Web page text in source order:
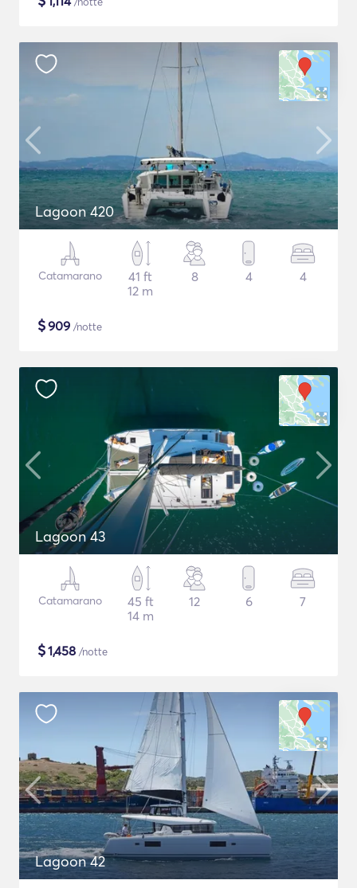
Lagoon 420
Catamarano
41 ft
12 m
8 4 4
$909 /notte
Lagoon 43
Catamarano
45 ft
14 m
12 6 7
$1,458 /notte
Lagoon 42